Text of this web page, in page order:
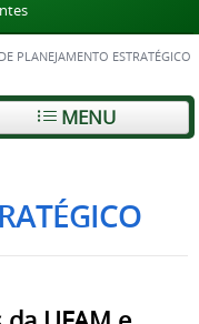
PLANEJAMENTO ESTRATÉGICO
MENU